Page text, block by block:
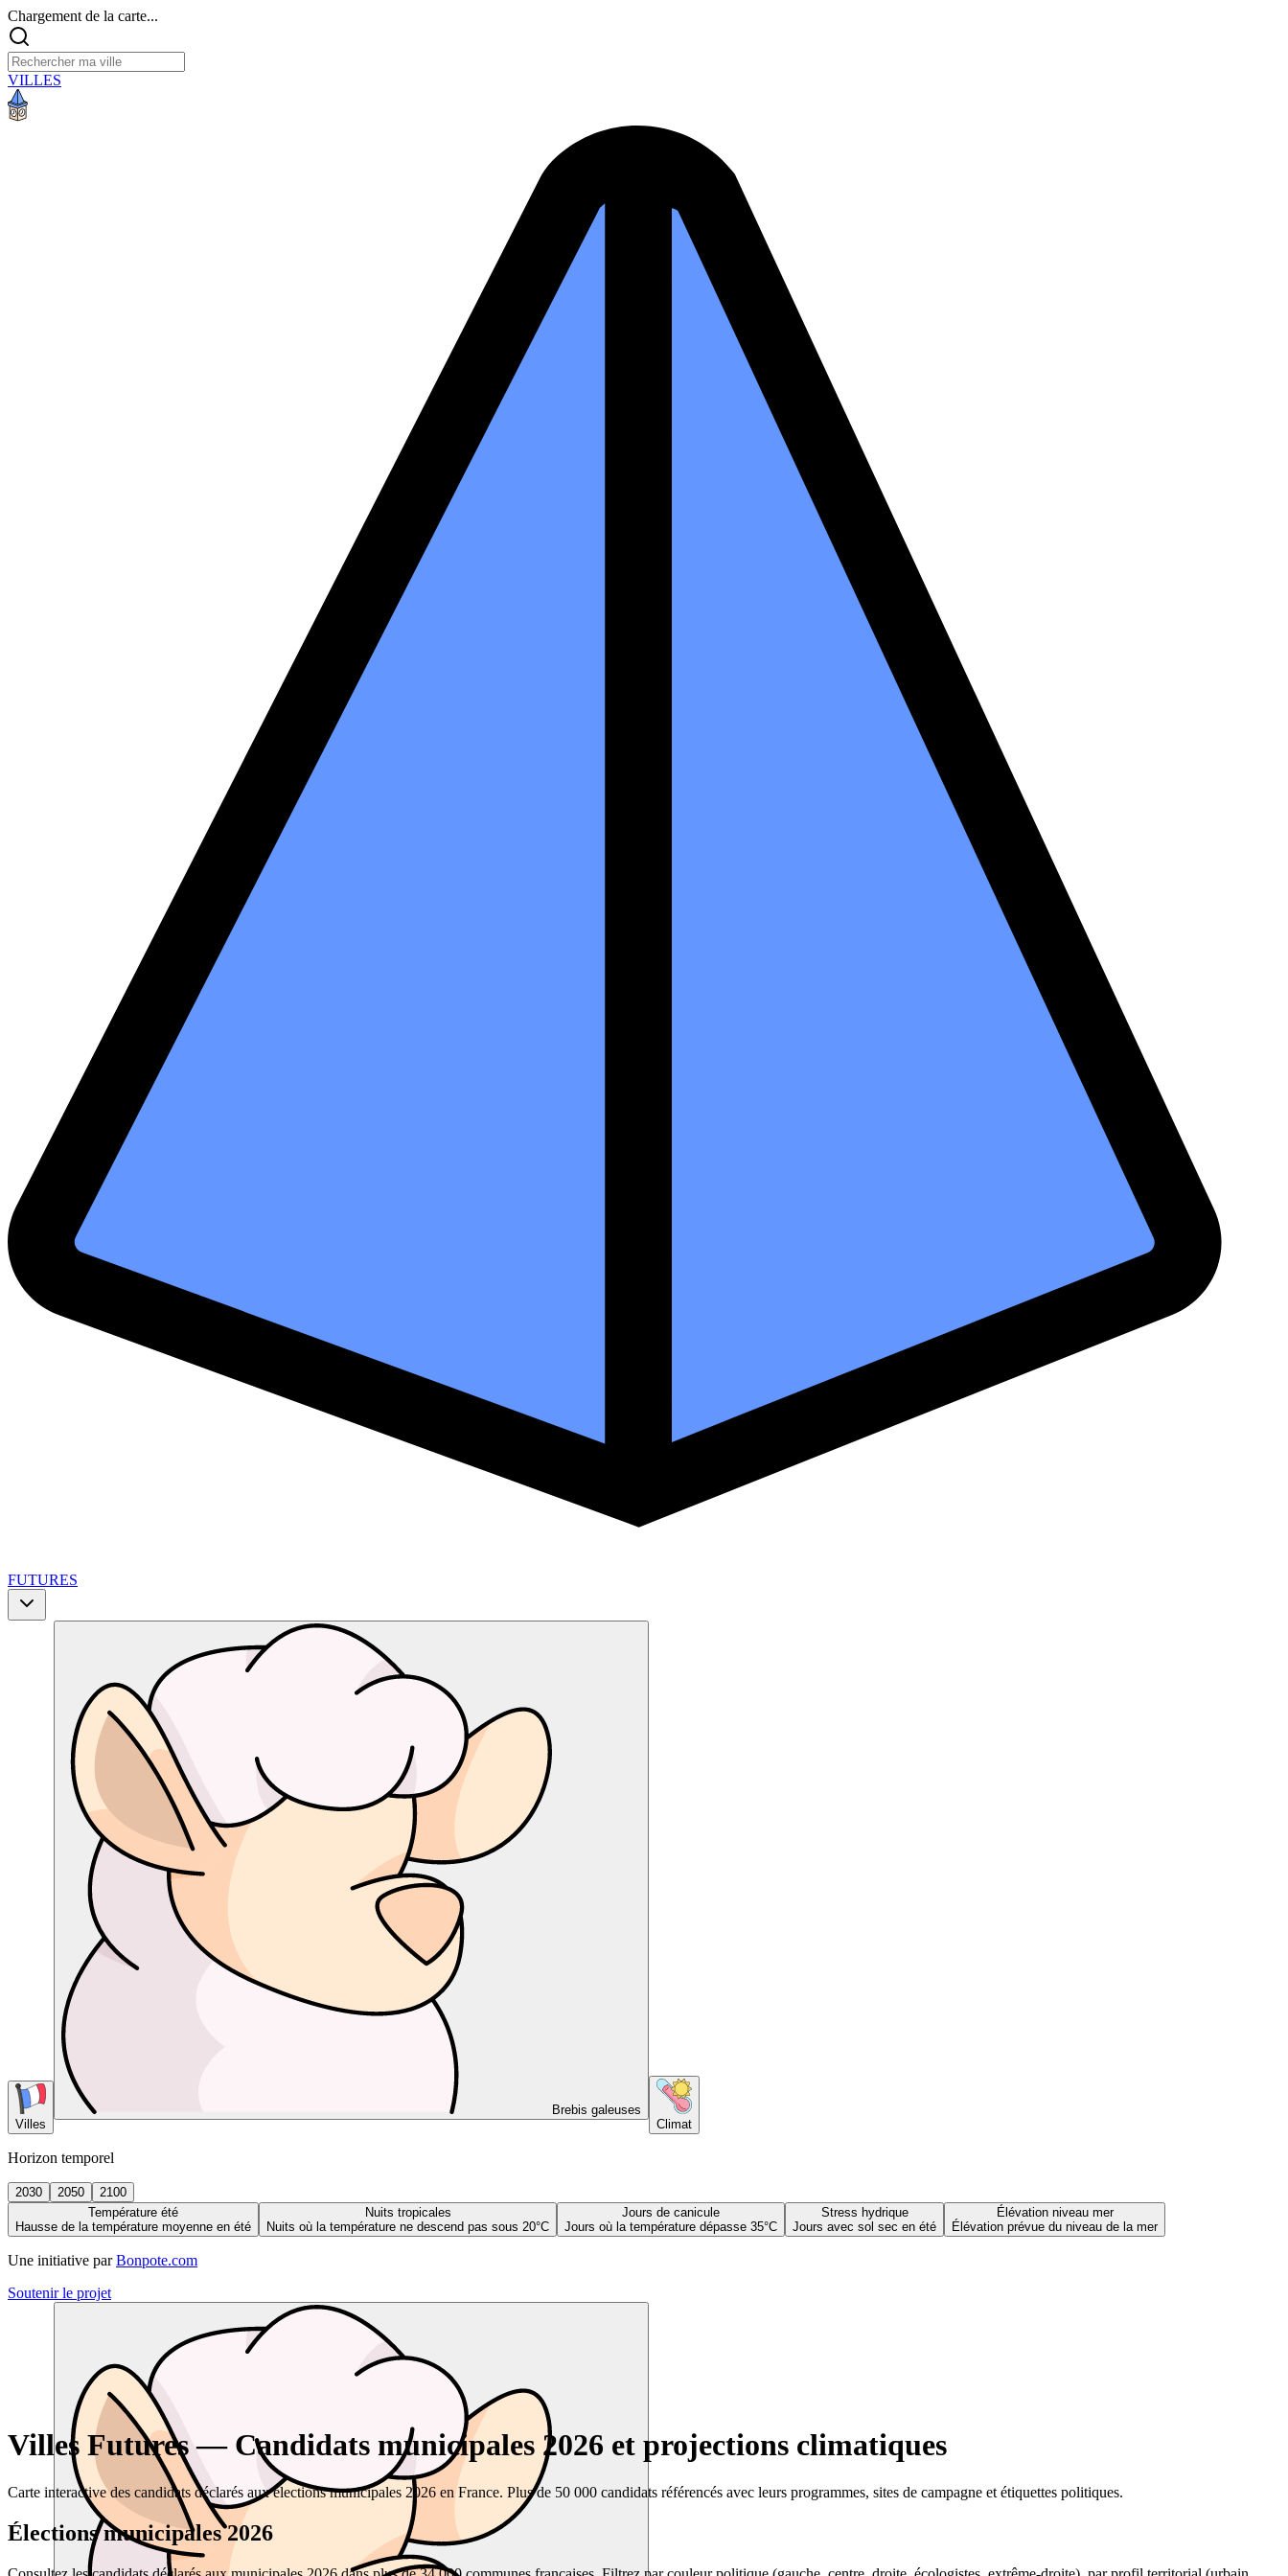
Chargement de la carte...
VILLES
FUTURES
Villes
Brebis galeuses
Climat
Horizon temporel
2030 2050
2100
Température été
Hausse de la température moyenne en été
Nuits tropicales
Nuits où la température ne descend pas sous 20°C
Jours de canicule
Jours où la température dépasse 35°C
Stress hydrique
Jours avec sol sec en été
Élévation niveau mer
Élévation prévue du niveau de la mer
Une initiative par Bonpote.com
Soutenir le projet
Villes Futures — Candidats municipales 2026 et projections climatiques
Carte interactive des candidats déclarés aux élections municipales 2026 en France. Plus de 50 000 candidats référencés avec leurs programmes, sites de campagne et étiquettes politiques.
Élections municipales 2026